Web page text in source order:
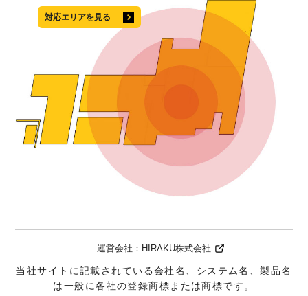
対応エリアを見る
運営会社： HIRAKU株式会社
当社サイトに記載されている会社名、システム名、製品名
は一般に各社の登録商標または商標です。